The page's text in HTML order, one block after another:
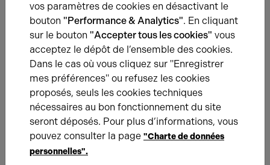
Nous avons hâte de vous lire,
prenez contact !
Nom*
Prénom*
E-mail*
vos paramètres de cookies en désactivant le
bouton "Performance & Analytics". En cliquant
sur le bouton "Accepter tous les cookies" vous
acceptez le dépôt de l’ensemble des cookies.
Dans le cas où vous cliquez sur "Enregistrer
mes préférences" ou refusez les cookies
proposés, seuls les cookies techniques
nécessaires au bon fonctionnement du site
seront déposés. Pour plus d’informations, vous
pouvez consulter la page "Charte de données
personnelles".